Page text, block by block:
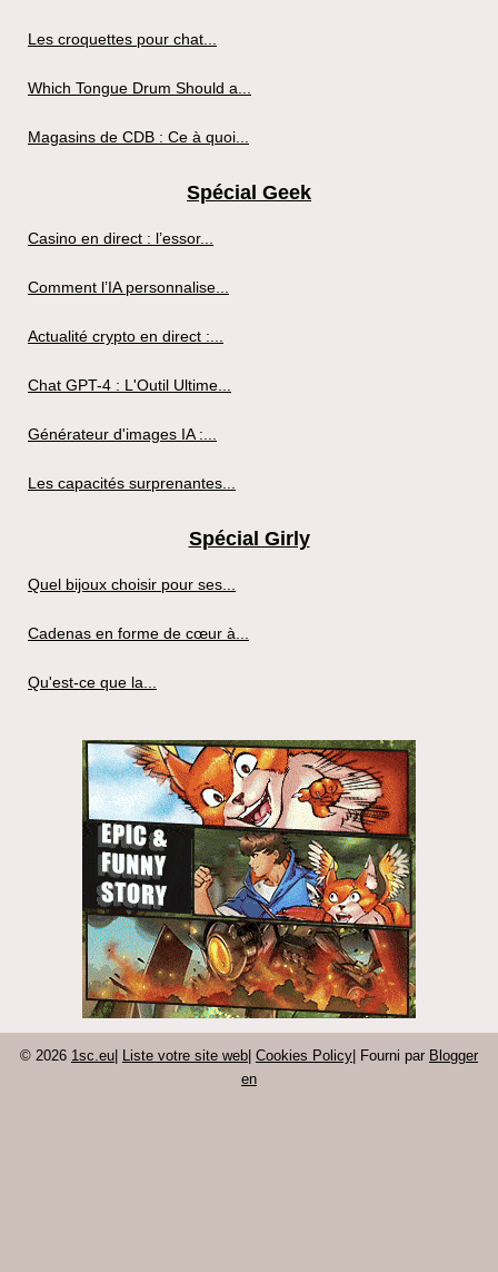
Les croquettes pour chat...
Which Tongue Drum Should a...
Magasins de CDB : Ce à quoi...
Spécial Geek
Casino en direct : l’essor...
Comment l’IA personnalise...
Actualité crypto en direct :...
Chat GPT-4 : L'Outil Ultime...
Générateur d'images IA :...
Les capacités surprenantes...
Spécial Girly
Quel bijoux choisir pour ses...
Cadenas en forme de cœur à...
Qu'est-ce que la...
© 2026 1sc.eu| Liste votre site web| Cookies Policy| Fourni par Blogger
en